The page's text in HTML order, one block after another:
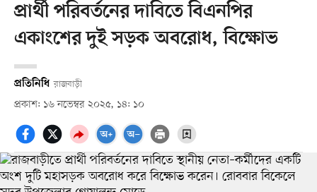
প্রার্থী পরিবর্তনের দাবিতে বিএনপির
একাংশের দুই সড়ক অবরোধ, বিক্ষোভ
প্রতিনিধি রাজবাড়ী
প্রকাশ: ১৬ নভেম্বর ২০২৫, ১৪: ১০